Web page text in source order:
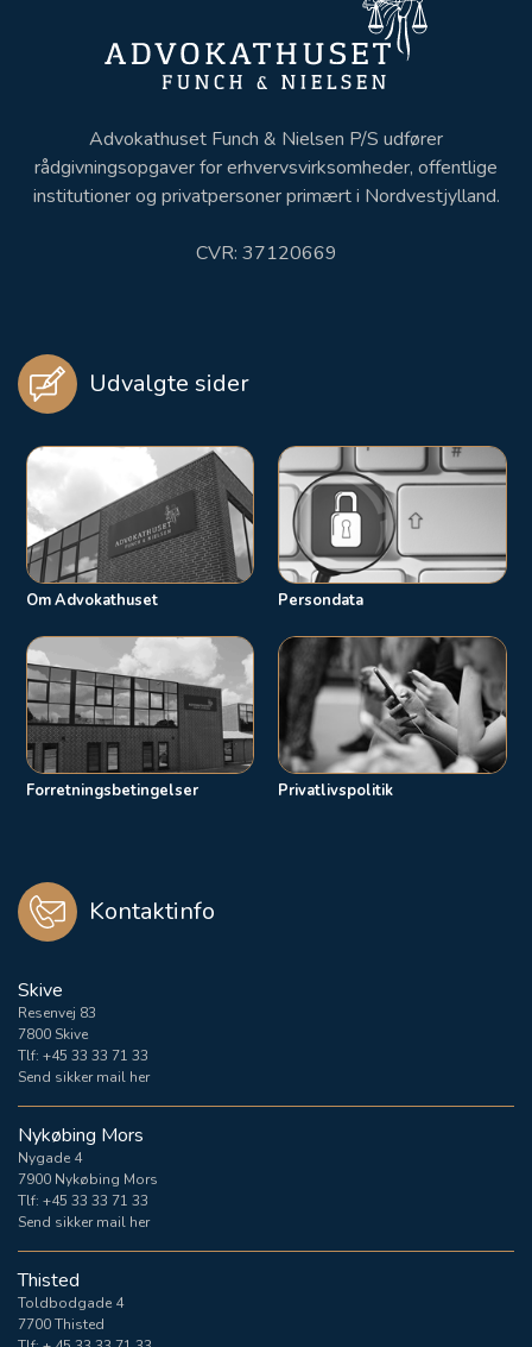
Advokathuset Funch & Nielsen P/S udfører
rådgivningsopgaver for erhvervsvirksomheder, offentlige
institutioner og privatpersoner primært i Nordvestjylland.
CVR: 37120669
Udvalgte sider
Om Advokathuset Persondata
Forretningsbetingelser Privatlivspolitik
Kontaktinfo
Skive
Resenvej 83
7800 Skive
Tlf: +45 33 33 71 33
Send sikker mail her
Nykøbing Mors
Nygade 4
7900 Nykøbing Mors
Tlf: +45 33 33 71 33
Send sikker mail her
Thisted
Toldbodgade 4
7700 Thisted